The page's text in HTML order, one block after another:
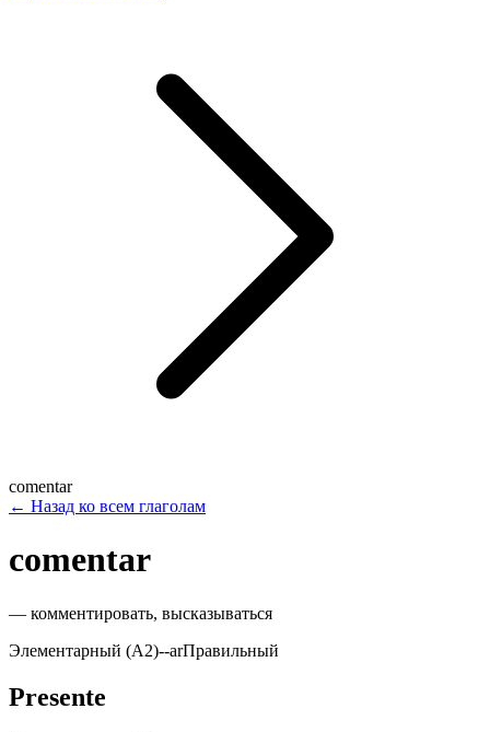
comentar
← Назад ко всем глаголам
comentar
— комментировать, высказываться
Элементарный (A2)--arПравильный
Presente